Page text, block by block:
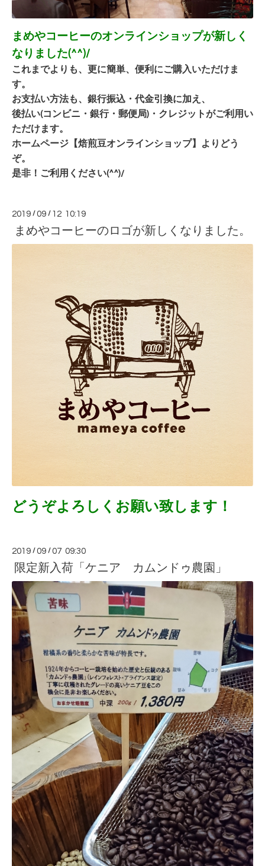
まめやコーヒーのオンラインショップが新しく
なりました(^^)/
これまでよりも、更に簡単、便利にご購入いただけま
す。
お支払い方法も、銀行振込・代金引換に加え、
後払い(コンビニ・銀行・郵便局)・ クレジットがご利用い
ただけます。
ホームページ【焙煎豆オンラインショップ】よりどう
ぞ。
是非！ご利用ください(^^)/
2019 /09 / 12 10:19
まめやコーヒーのロゴが新しくなりました。
どうぞよろしくお願い致します！
2019 /09 /07 09:30
限定新入荷「ケニア カムンドゥ農園」